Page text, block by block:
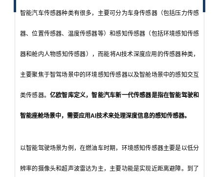
智能汽车传感器种类有很多，主要可分为车身传感器（包括压力传感
器、位置传感器、温度传感器等）和感知传感器（包括环境感知传感
器和舱内人物感知传感器），而能将AI技术深度应用的传感器种类，
主要聚焦于智驾场景中的环境感知传感器以及智舱场景中的感知交互
类传感器。亿欧智库定义，智能汽车新一代传感器是指在智能驾驶和
智能座舱场景中，需要应用AI技术来处理深度信息的感知传感器。
以智能驾驶场景为例，在燃油车时期，环境感知传感器主要是以低分
辨率的摄像头和超声波雷达为主，主要功能是实现近距离避障。到了